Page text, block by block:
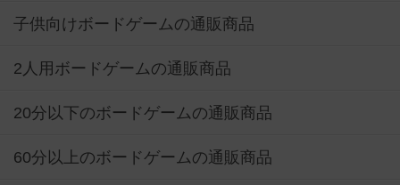
子供向けボードゲームの通販商品
2人用ボードゲームの通販商品
20分以下のボードゲームの通販商品
60分以上のボードゲームの通販商品